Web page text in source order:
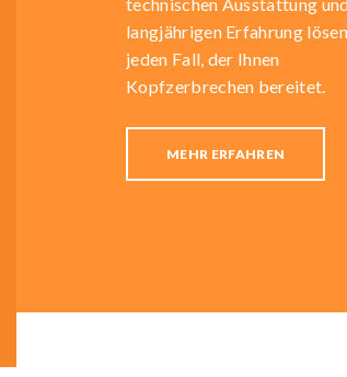
langjährigen Erfahrung
jeden Fall, der Ihnen
Kopfzerbrechen bereitet.
MEHR ERFAHREN